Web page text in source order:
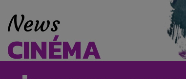
News
CINÉMA